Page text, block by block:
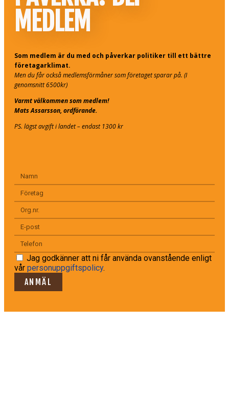
MEDLEM
Som medlem är du med och påverkar politiker till ett bättre
företagarklimat.
Men du får också medlemsförmåner som företaget sparar på. (I
genomsnitt 6500kr)
Varmt välkommen som medlem!
Mats Assarsson, ordförande.
PS. lägst avgift i landet – endast 1300 kr
Jag godkänner att ni får använda ovanstående enligt
vår personuppgiftspolicy.
ANMÄL